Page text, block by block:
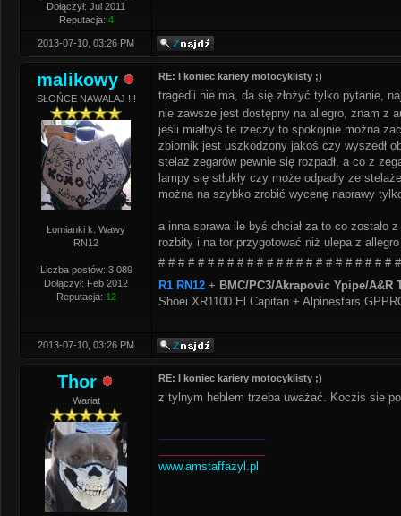
Dołączył: Jul 2011
Reputacja: 4
2013-07-10, 03:26 PM
malikowy
SŁOŃCE NAWALAJ !!!
Łomianki k. Wawy
RN12
Liczba postów: 3,089
Dołączył: Feb 2012
Reputacja: 12
RE: I koniec kariery motocyklisty ;)
tragedii nie ma, da się złożyć tylko pytanie,
nie zawsze jest dostępny na allegro, znam z
jeśli miałbyś te rzeczy to spokojnie można
zbiornik jest uszkodzony jakoś czy wyszedł
stelaż zegarów pewnie się rozpadł, a co z
lampy się stłukły czy może odpadły ze
można na szybko zrobić wycenę naprawy
a inna sprawa ile byś chciał za to co
rozbity i na tor przygotować niż ulepa z
# # # # # # # # # # # # # # # # # # # # # # # #
R1 RN12 + BMC/PC3/Akrapovic Ypipe/A&R
Shoei XR1100 El Capitan + Alpinestars
2013-07-10, 03:26 PM
Thor
Wariat
RE: I koniec kariery motocyklisty ;)
z tylnym heblem trzeba uważać. Koczis sie
www.amstaffazyl.pl